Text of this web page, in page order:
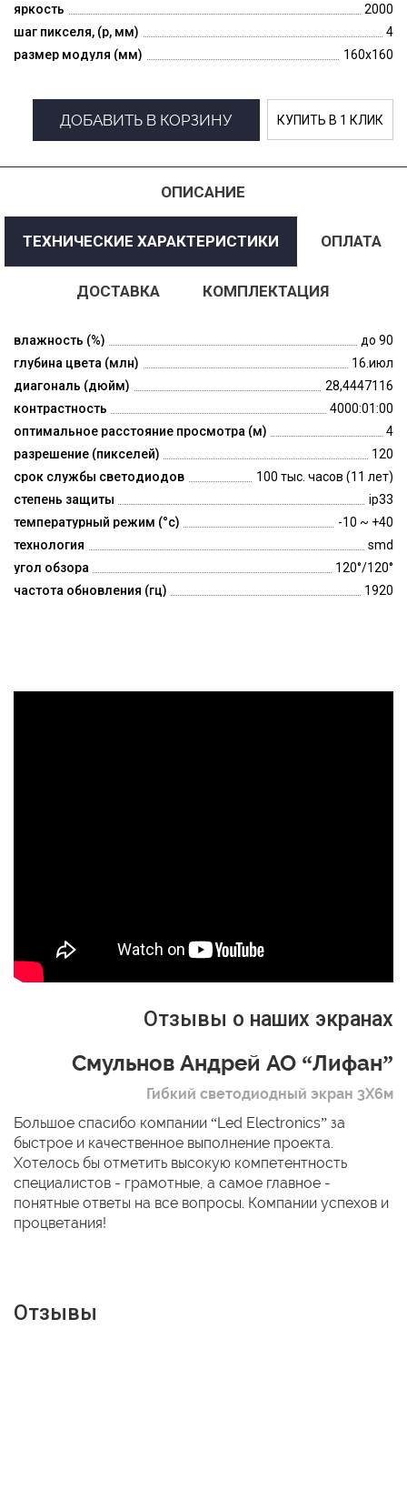
яркость
2000
шаг пикселя, (p, мм)
4
размер модуля (мм)
160x160
ДОБАВИТЬ В КОРЗИНУ КУПИТЬ В 1 КЛИК
ОПИСАНИЕ
ТЕХНИЧЕСКИЕ ХАРАКТЕРИСТИКИ ОПЛАТА
ДОСТАВКА КОМПЛЕКТАЦИЯ
влажность (%)
до 90
глубина цвета (млн)
16.июл
диагональ (дюйм)
28,4447116
контрастность
4000:01:00
оптимальное расстояние просмотра (м)
4
разрешение (пикселей)
120
срок службы светодиодов
100 тыс. часов (11 лет)
степень защиты
ip33
температурный режим (°c)
-10 ~ +40
технология
smd
угол обзора
120°/120°
частота обновления (гц)
1920
Отзывы о наших экранах
Смульнов Андрей АО “Лифан”
Гибкий светодиодный экран 3Х6м
Большое спасибо компании “Led Electronics” за
быстрое и качественное выполнение проекта.
Хотелось бы отметить высокую компетентность
специалистов - грамотные, а самое главное -
понятные ответы на все вопросы. Компании успехов и
процветания!
Отзывы